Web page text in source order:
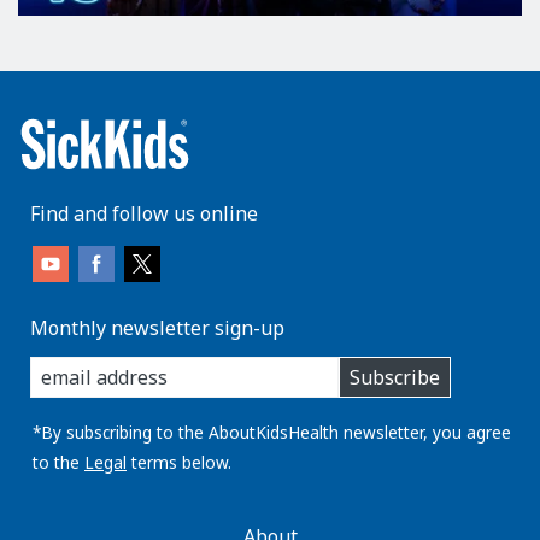
Find and follow us online
Monthly newsletter sign-up
enter
you
email
address:
Subscribe
*By subscribing to the AboutKidsHealth newsletter, you agree
to the Legal terms below.
AboutKidsHealth